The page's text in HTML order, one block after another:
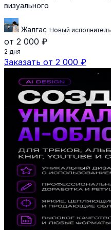
визуального
Жалгас Новый исполнитель
от 2 000 ₽
2 дня
Заказать от 2 000 ₽